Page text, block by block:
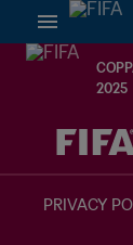
2025
TBD contro
PRIVACY